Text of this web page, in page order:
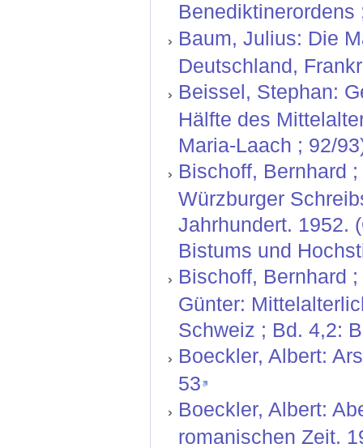
Benediktinerordens
Baum, Julius: Die
Deutschland,
Beissel, Stephan:
Hälfte des
Maria-Laach ; 92/
Bischoff, Bernhard
Würzburger
Jahrhundert. 1952.
Bistums und
Bischoff, Bernhard
Günter:
Schweiz ; Bd. 4,2:
Boeckler, Albert:
53
Boeckler, Albert:
romanischen Zeit.